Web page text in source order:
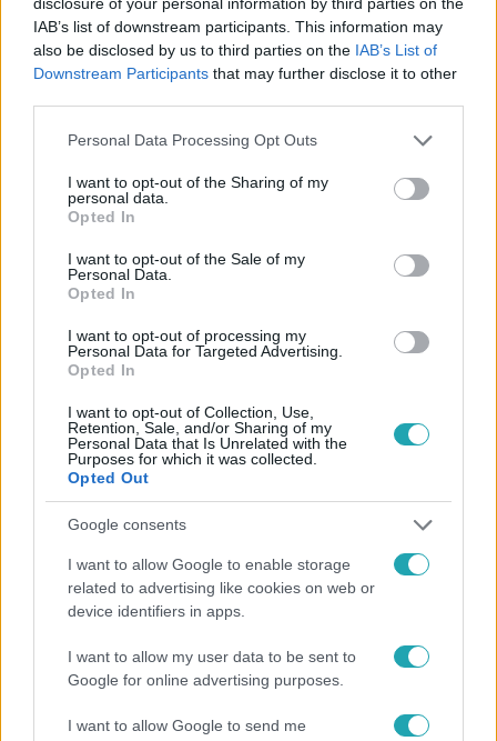
IAB’s list of downstream participants. This information may
also be disclosed by us to third parties on the IAB’s List of
Downstream Participants that may further disclose it to other
Please note that this website/app uses one or more Google
not limited to your visit or usage behaviour. You may click to
grant or deny consent to Google and its third-party tags to
use your data for below specified purposes in below Google
consent section.
Personal Data Processing Opt Outs
I want to opt-out of the Sharing of my
personal data.
Opted In
I want to opt-out of the Sale of my
Personal Data.
Opted In
I want to opt-out of processing my
Personal Data for Targeted Advertising.
Opted In
I want to opt-out of Collection, Use,
Retention, Sale, and/or Sharing of my
Personal Data that Is Unrelated with the
Purposes for which it was collected.
Opted Out
Google consents
I want to allow Google to enable storage
related to advertising like cookies on web or
device identifiers in apps.
I want to allow my user data to be sent to
Google for online advertising purposes.
I want to allow Google to send me
Kövess minket, és értesülj a friss hírekről a
Facebookon is!
VALÓVILÁG12 #STÚDIÓ #VILLA VALÓVILLA
Népszerű